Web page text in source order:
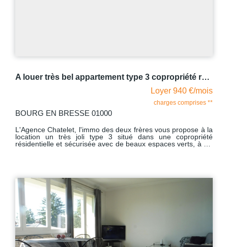
A louer très bel appartement type 3 copropriété récente proche gare BOURG EN BRESSE
Loyer 940 €/mois
charges comprises **
BOURG EN BRESSE 01000
L'Agence Chatelet, l'immo des deux frères vous propose à la
location un très joli type 3 situé dans une copropriété
résidentielle et sécurisée avec de beaux espaces verts, à dix
un balcon exposé sud d'une surface de 11m2, un
dégagement desservant deux chambres dont l'une avec
placard mural, une salle d'eau et un WC individuel. Possibilité
de parking non privatif. Libre au 05.08.2026 Une visite
virtuelle est disponible : https://tour.previsite.com/FB8E115F-
4557-2ED0-1DCC-E2A2C7878227